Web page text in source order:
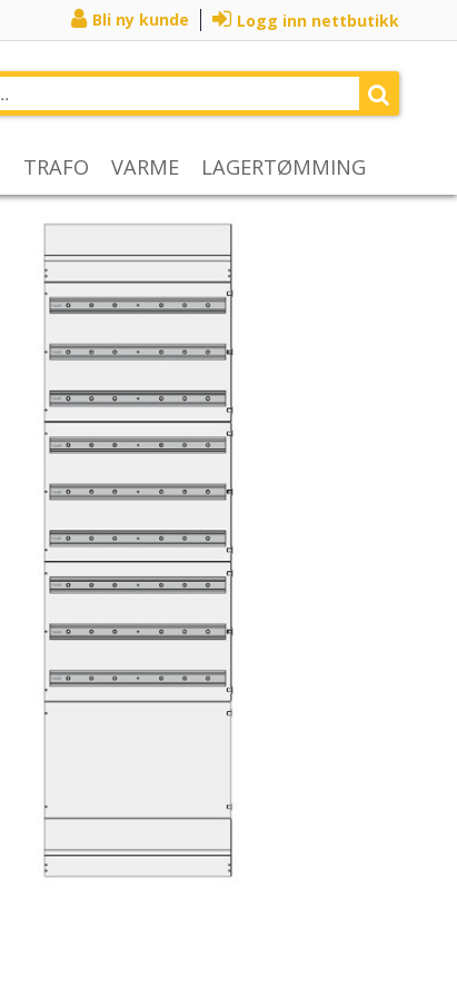
Bli ny kunde Logg inn nettbutikk
TRAFO VARME LAGERTØMMING